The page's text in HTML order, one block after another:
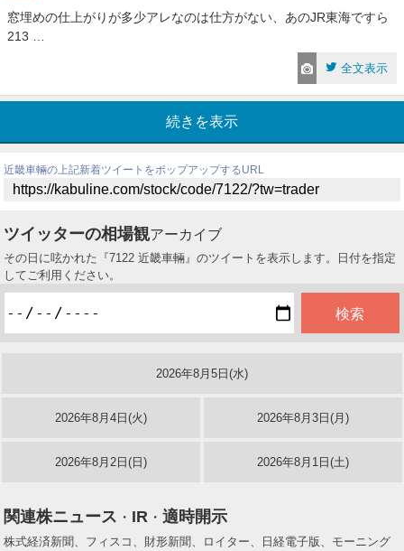
窓埋めの仕上がりが多少アレなのは仕方がない、あのJR東海ですら
213 …
全文表示
続きを表示
近畿車輛の上記新着ツイートをポップアップするURL
ツイッターの相場観アーカイブ
その日に呟かれた『7122 近畿車輛』のツイートを表示します。日付を指定
してご利用ください。
2026年8月5日(水)
2026年8月4日(火) 2026年8月3日(月)
2026年8月2日(日) 2026年8月1日(土)
関連株ニュース ・ IR ・ 適時開示
株式経済新聞、フィスコ、財形新聞、ロイター、日経電子版、モーニング